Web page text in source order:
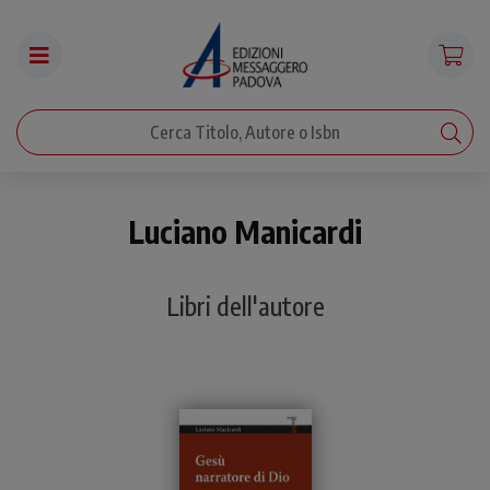
Luciano Manicardi
Libri dell'autore